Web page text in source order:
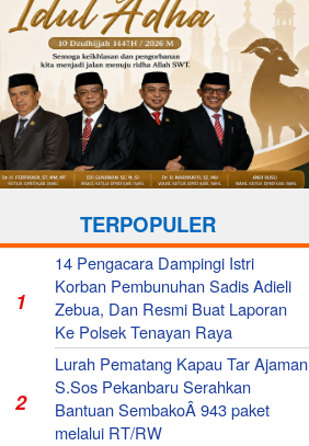
TERPOPULER
1
14 Pengacara Dampingi Istri
Korban Pembunuhan Sadis Adieli
Zebua, Dan Resmi Buat Laporan
Ke Polsek Tenayan Raya
2
Lurah Pematang Kapau Tar Ajaman
S.Sos Pekanbaru Serahkan
Bantuan SembakoÂ 943 paket
melalui RT/RW